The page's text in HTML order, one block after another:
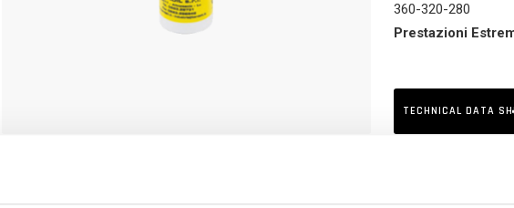
360-320-280
Prestazioni
TECHNOLOGIES
Polar Plus
TECHNICAL DATA